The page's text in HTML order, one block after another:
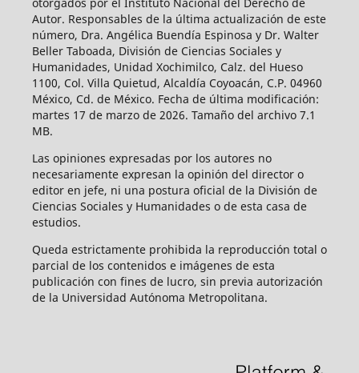
Autor. Responsables de la última actualización de este
número, Dra. Angélica Buendía Espinosa y Dr. Walter
Beller Taboada, División de Ciencias Sociales y
Humanidades, Unidad Xochimilco, Calz. del Hueso
1100, Col. Villa Quietud, Alcaldía Coyoacán, C.P. 04960
México, Cd. de México. Fecha de última modificación:
martes 17 de marzo de 2026. Tamaño del archivo 7.1
MB.
Las opiniones expresadas por los autores no
necesariamente expresan la opinión del director o
editor en jefe, ni una postura oficial de la División de
Ciencias Sociales y Humanidades o de esta casa de
estudios.
Queda estrictamente prohibida la reproducción total o
parcial de los contenidos e imágenes de esta
publicación con fines de lucro, sin previa autorización
de la Universidad Autónoma Metropolitana.